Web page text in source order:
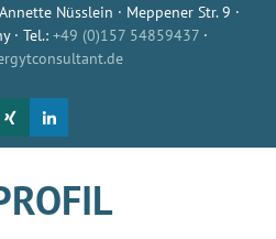
Nüsslein · Meppener Str. 9 ·
· Tel.: +49 (0)157 54859437 ·